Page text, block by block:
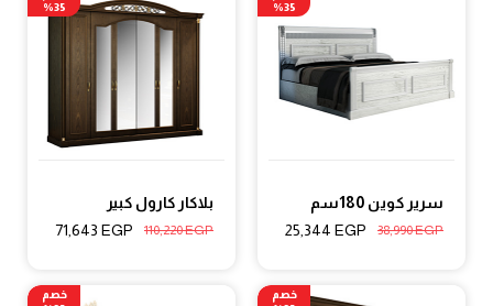
سرير كوين 180سم
38,990EGP
25,344 EGP
35%
بلاكار كارول كبير
110,220EGP
71,643 EGP
35%
خصم
خصم